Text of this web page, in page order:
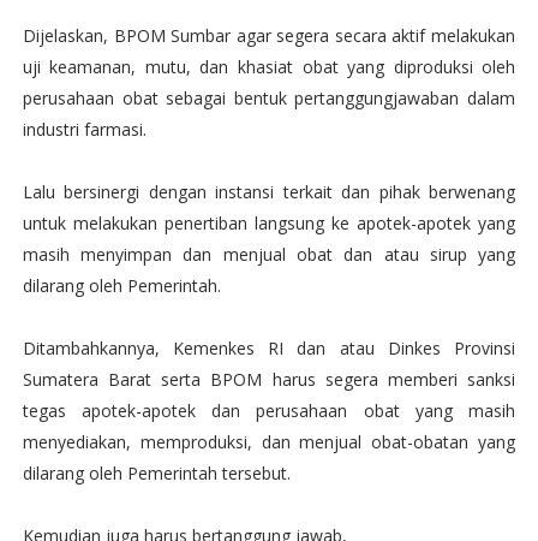
Dijelaskan, BPOM Sumbar agar segera secara aktif melakukan
uji keamanan, mutu, dan khasiat obat yang diproduksi oleh
perusahaan obat sebagai bentuk pertanggungjawaban dalam
industri farmasi.
Lalu bersinergi dengan instansi terkait dan pihak berwenang
untuk melakukan penertiban langsung ke apotek-apotek yang
masih menyimpan dan menjual obat dan atau sirup yang
dilarang oleh Pemerintah.
Ditambahkannya, Kemenkes RI dan atau Dinkes Provinsi
Sumatera Barat serta BPOM harus segera memberi sanksi
tegas apotek-apotek dan perusahaan obat yang masih
menyediakan, memproduksi, dan menjual obat-obatan yang
dilarang oleh Pemerintah tersebut.
Kemudian juga harus bertanggung jawab,